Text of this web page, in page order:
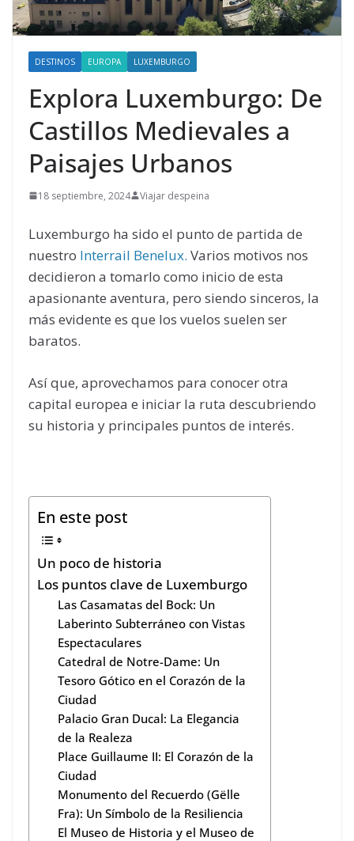
DESTINOS EUROPA LUXEMBURGO
Explora Luxemburgo: De
Castillos Medievales a
Paisajes Urbanos
18 septiembre, 2024 Viajar despeina
Luxemburgo ha sido el punto de partida de
nuestro Interrail Benelux. Varios motivos nos
decidieron a tomarlo como inicio de esta
apasionante aventura, pero siendo sinceros, la
más evidente es que los vuelos suelen ser
baratos.
Así que, aprovechamos para conocer otra
capital europea e iniciar la ruta descubriendo
su historia y principales puntos de interés.
En este post
Un poco de historia
Los puntos clave de Luxemburgo
Las Casamatas del Bock: Un
Laberinto Subterráneo con Vistas
Espectaculares
Catedral de Notre-Dame: Un
Tesoro Gótico en el Corazón de la
Ciudad
Palacio Gran Ducal: La Elegancia
de la Realeza
Place Guillaume II: El Corazón de la
Ciudad
Monumento del Recuerdo (Gëlle
Fra): Un Símbolo de la Resiliencia
El Museo de Historia y el Museo de